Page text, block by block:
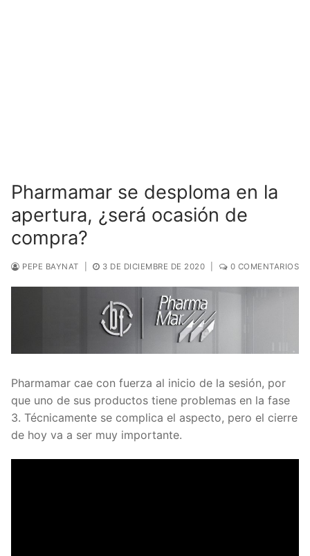
Pharmamar se desploma en la
apertura, ¿será ocasión de
compra?
PEPE BAYNAT 3 DE DICIEMBRE DE 2020 0 COMENTARIOS
Pharmamar cae con fuerza al inicio de la sesión, por
que uno de sus productos tiene problemas en la fase
3. Técnicamente se complica el aspecto, pero el cierre
de hoy va a ser muy importante.